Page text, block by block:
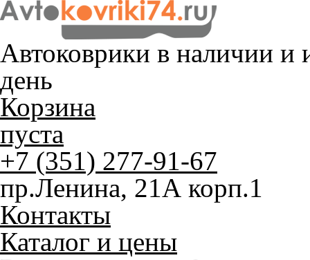
Автоковрики в наличии и
день
Корзина
пуста
+7 (351) 277-91-67
пр.Ленина, 21А корп.1
Контакты
Каталог и цены